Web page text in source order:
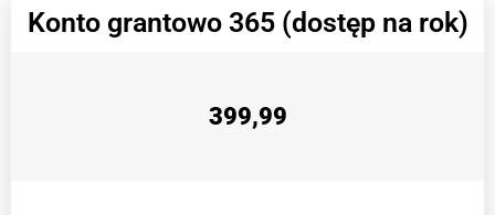
Konto grantowo 365 (dostęp na rok)
399,99